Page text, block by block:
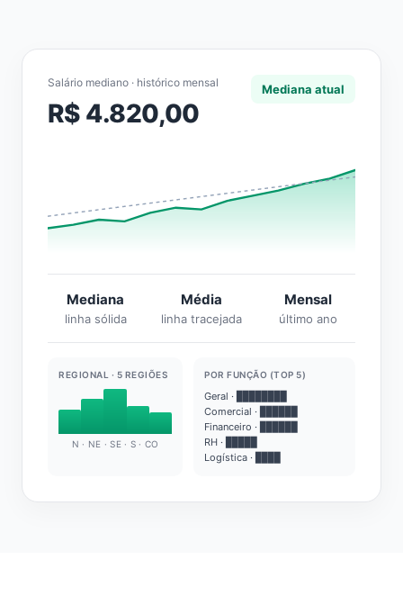
Salário mediano · histórico mensal
R$ 4.820,00
Mediana atual
Mediana
linha sólida
Média
linha tracejada
Mensal
último ano
REGIONAL · 5 REGIÕES
N · NE · SE · S · CO
POR FUNÇÃO (TOP 5)
Geral · ████████
Comercial · ██████
Financeiro · ██████
RH · █████
Logística · ████